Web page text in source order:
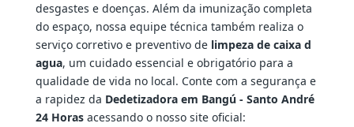
desgastes e doenças. Além da imunização completa
do espaço, nossa equipe técnica também realiza o
serviço corretivo e preventivo de limpeza de caixa d
agua, um cuidado essencial e obrigatório para a
qualidade de vida no local. Conte com a segurança e
a rapidez da Dedetizadora em Bangú - Santo André
24 Horasacessando o nosso site oficial: